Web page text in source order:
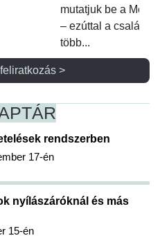
mutatjuk be a
– ezúttal a családi
több...
>
rendszerben
17-én
nyílászáróknál és más
15-én